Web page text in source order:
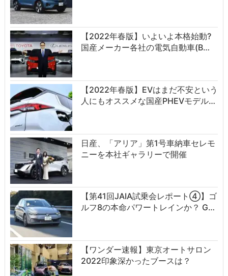
【2022年春版】いよいよ本格始動?
国産メーカー各社の電気自動車(B…
【2022年春版】EVはまだ不安という
人にもオススメな国産PHEVモデル…
日産、「アリア」第1号車納車セレモ
ニーを本社ギャラリーで開催
【第41回JAIA試乗会レポート④】ゴ
ルフ8の本命パワートレインか？ G…
【ワンダー速報】東京オートサロン
2022印象深かったブースは？